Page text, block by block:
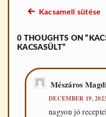
Bejegyzés
navigáció
Előző
Kacsamell sütése
0 THOUGHTS ON
KACSASÜLT”
Mészáros
DECEMBER 19,
nagyon jó